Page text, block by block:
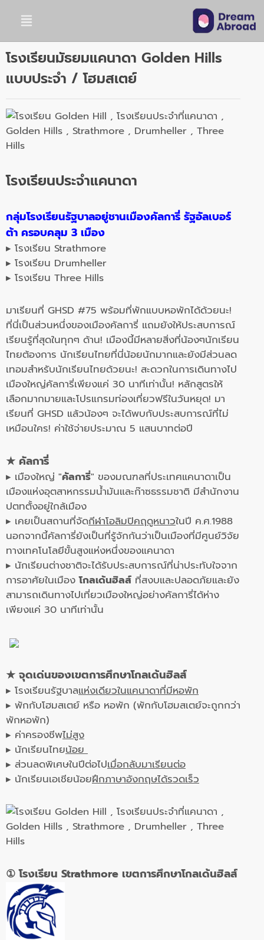
โรงเรียนมัธยมแคนาดา Golden Hills
แบบประจำ / โฮมสเตย์
โรงเรียนประจำแคนาดา
กลุ่มโรงเรียนรัฐบาลอยู่ชานเมืองคัลการี่ รัฐอัลเบอร์
ต้า ครอบคลุม 3 เมือง
▸ โรงเรียน Strathmore
▸ โรงเรียน Drumheller
▸ โรงเรียน Three Hills
มาเรียนที่ GHSD #75 พร้อมที่พักแบบหอพักได้ด้วยนะ!
ที่นี่เป็นส่วนหนึ่งของเมืองคัลการี่ แถมยังให้ประสบการณ์
เรียนรู้ที่สุดในทุกๆ ด้าน! เมืองนี้มีหลายสิ่งที่น้องๆนักเรียน
ไทยต้องการ นักเรียนไทยที่นี่น้อยนักมากและยังมีส่วนลด
เทอมสำหรับนักเรียนไทยด้วยนะ! สะดวกในการเดินทางไป
เมืองใหญ่คัลการี่เพียงแค่ 30 นาทีเท่านั้น! หลักสูตรให้
เลือกมากมายและโปรแกรมท่องเที่ยวฟรีในวันหยุด! มา
เรียนที่ GHSD แล้วน้องๆ จะได้พบกับประสบการณ์ที่ไม่
เหมือนใคร! ค่าใช้จ่ายประมาณ 5 แสนบาทต่อปี
★ คัลการี่
▸ เมืองใหญ่ "คัลการี่" ของมณฑลที่ประเทศแคนาดาเป็น
เมืองแห่งอุตสาหกรรมน้ำมันและก๊าซธรรมชาติ มีสำนักงาน
ปตทตั้งอยู่ใกล้เมือง
▸ เคยเป็นสถานที่จัดกีฬาโอลิมปิคฤดูหนาวในปี ค.ศ.1988
นอกจากนี้คัลการี่ยังเป็นที่รู้จักกันว่าเป็นเมืองที่มีศูนย์วิจัย
ทางเทคโนโลยีขั้นสูงแห่งหนึ่งของแคนาดา
▸ นักเรียนต่างชาติจะได้รับประสบการณ์ที่น่าประทับใจจาก
การอาศัยในเมืองโกลเด้นฮิลส์ ที่สงบและปลอดภัยและยัง
สามารถเดินทางไปเที่ยวเมืองใหญ่อย่างคัลการี่ได้ห่าง
เพียงแค่ 30 นาทีเท่านั้น
★ จุดเด่นของเขตการศึกษาโกลเด้นฮิลส์
▸ โรงเรียนรัฐบาลแห่งเดียวในแคนาดาที่มีหอพัก
▸ พักกับโฮมสเตย์ หรือ หอพัก (พักกับโฮมสเตย์จะถูกกว่า
พักหอพัก)
▸ ค่าครองชีพไม่สูง
▸ นักเรียนไทยน้อย
▸ ส่วนลดพิเศษในปีต่อไปเมื่อกลับมาเรียนต่อ
▸ นักเรียนเอเชียน้อยฝึกภาษาอังกฤษได้รวดเร็ว
① โรงเรียน Strathmore เขตการศึกษาโกลเด้นฮิลส์